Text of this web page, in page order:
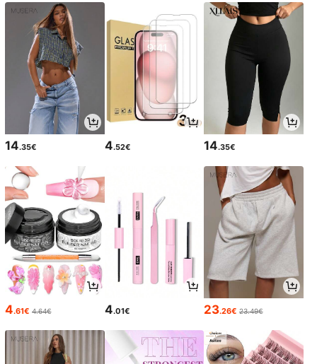
14.35€ 4.52€ 14.35€
4.61€ 4.64€ 4.01€ 23.26€ 23.49€